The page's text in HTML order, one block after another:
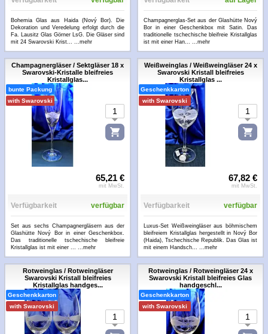
Bohemia Glas aus Haida (Nový Bor). Die
Dekoration und Veredelung erfolgt durch die
Fa. Lausitz Glas Görner LsG. Die Gläser sind
mit 24 Swarovski Krist... ...mehr
Champagnerglas-Set aus der Glashütte Nový
Bor in einer Geschenkbox mit Satin. Das
traditionelle tschechische bleifreie Kristallglas
ist mit einer Han... ...mehr
Champagnergläser / Sektgläser 18 x
Swarovski-Kristalle bleifreies
Kristallglas...
bunte Packung
with Swarovski
65,21 €
mit MwSt.
Verfügbarkeit verfügbar
Set aus sechs Champagnergläsern aus der
Glashütte Nový Bor in einer Geschenkbox.
Das traditionelle tschechische bleifreie
Kristallglas ist mit einer ... ...mehr
Weißweinglas / Weißweingläser 24 x
Swarovski Kristall bleifreies
Kristallglas ...
Geschenkkarton
with Swarovski
67,82 €
mit MwSt.
Verfügbarkeit verfügbar
Luxus-Set Weißweingläser aus böhmischem
bleifreiem Kristallglas hergestellt in Nový Bor
(Haida), Tschechische Republik. Das Glas ist
mit einem Handsch... ...mehr
Rotweinglas / Rotweingläser
Swarovski Kristall bleifreies
Kristallglas handges...
Geschenkkarton
with Swarovski
Rotweinglas / Rotweingläser 24 x
Swarovski Kristall bleifreies Glas
handgeschl...
Geschenkkarton
with Swarovski